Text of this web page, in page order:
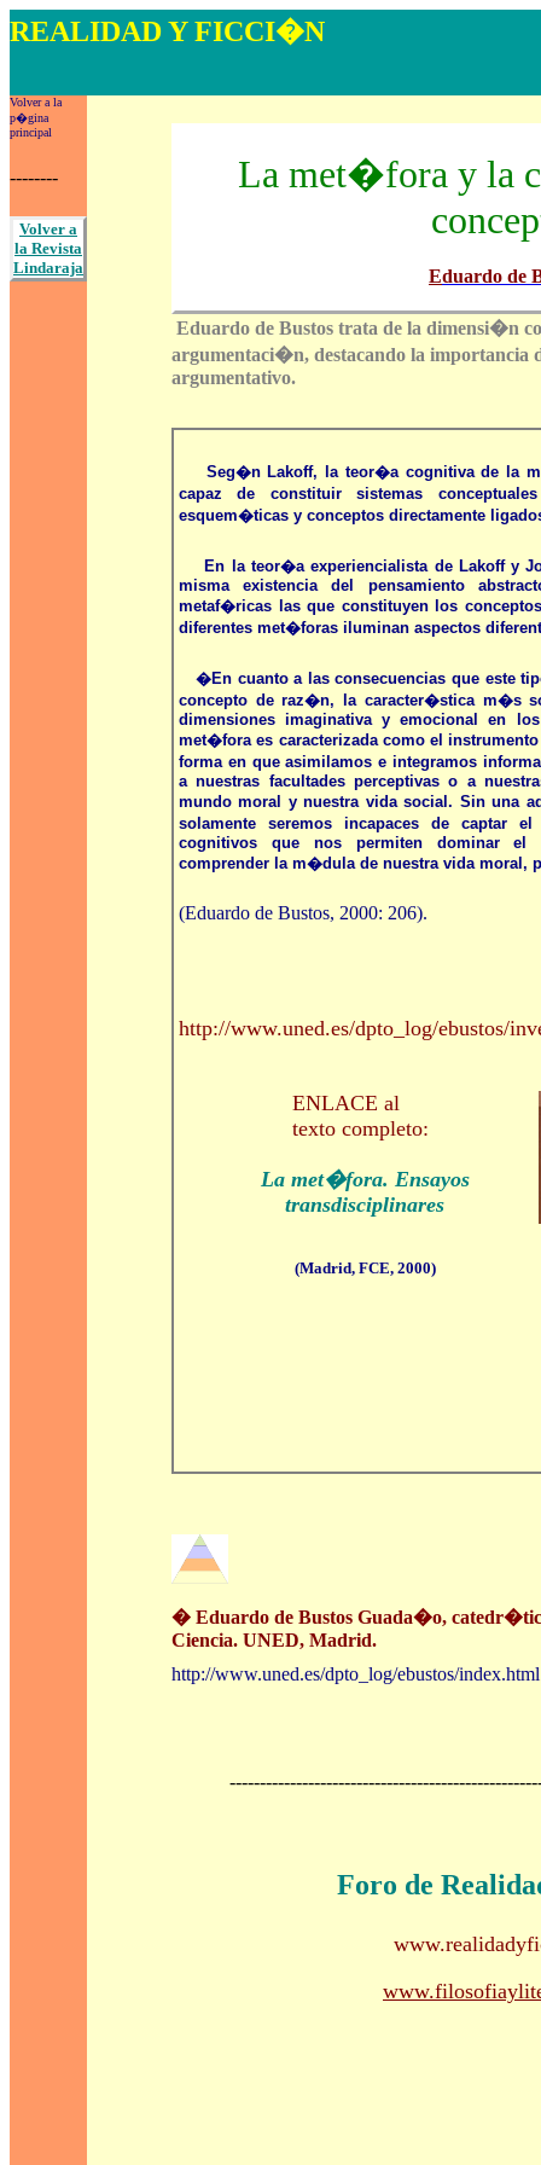
REALIDADY FICCI�N
Volver a la
p�gina
principal
--------
Volver a
la Revista
Lindaraja
La met�fora y la
Eduardo de
Eduardo de Bustos trata de la dimensi�n
argumentaci�n, destacando la importancia
argumentativo.
Seg�n Lakoff, la teor�a cognitiva de la
capaz de constituir sistemas
esquem�ticas y conceptos directamente
En lateor�aexperiencialista de Lakoff y
misma existencia del pensamiento
metaf�ricas las que constituyen los
diferentes met�foras iluminan aspectos
�En cuanto a las consecuencias que este
concepto de raz�n, la caracter�stica m�s
dimensiones imaginativa y emocional en
met�fora es caracterizada como el
forma en que asimilamos e integramos
a nuestras facultades perceptivas o a
mundo moral y nuestra vida social. Sin una
solamente seremos incapaces de captar
cognitivos que nos permiten dominar el
comprender la m�dula de nuestra vida
(Eduardo de Bustos, 2000: 206).
http://www.uned.es/dpto_log/ebustos/
ENLACE al
texto completo:
La met�fora. Ensayos
transdisciplinares
(Madrid, FCE, 2000)
� Eduardo de Bustos Guada�o,
Ciencia. UNED, Madrid.
http://www.uned.es/dpto_log/ebustos/index.html
Foro de